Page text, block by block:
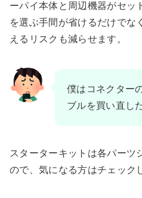
ーパイ本体と周辺機器がセッ
を選ぶ手間が省けるだけでな
えるリスクも減らせます。
僕はコネクター
ブルを買い直し
スターターキットは各パーツ
ので、気になる方はチェック